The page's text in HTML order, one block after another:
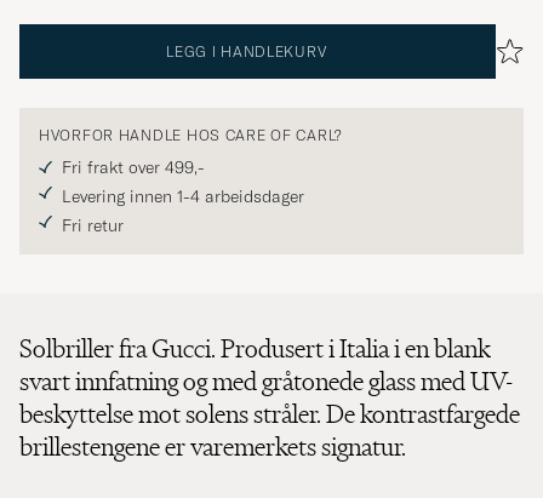
LEGG I HANDLEKURV
HVORFOR HANDLE HOS CARE OF CARL?
Fri frakt over 499,-
Levering innen 1-4 arbeidsdager
Fri retur
Solbriller fra Gucci. Produsert i Italia i en blank
svart innfatning og med gråtonede glass med UV-
beskyttelse mot solens stråler. De kontrastfargede
brillestengene er varemerkets signatur.